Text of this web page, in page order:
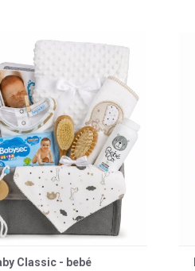
Classic - bebé